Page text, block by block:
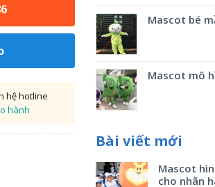
Mascot bé
Mascot mô
Bài viết mới
Mascot
cho nhãn
hệ hotline
hành